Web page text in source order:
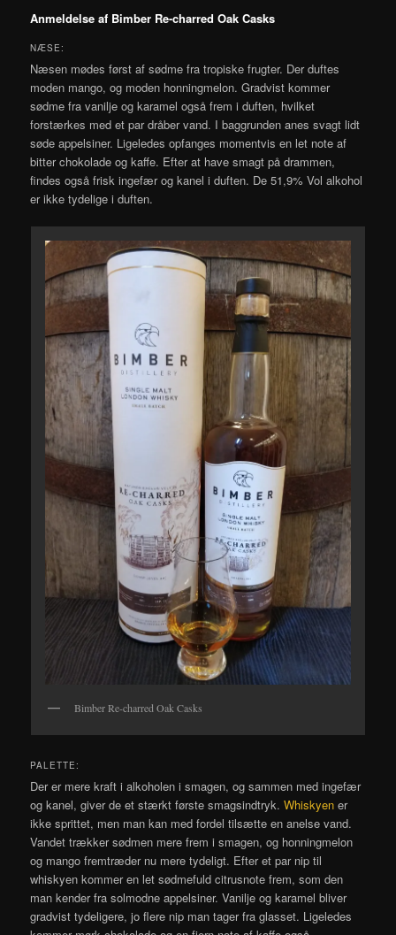
Anmeldelse af Bimber Re-charred Oak Casks
NÆSE:
Næsen mødes først af sødme fra tropiske frugter. Der duftes
moden mango, og moden honningmelon. Gradvist kommer
sødme fra vanilje og karamel også frem i duften, hvilket
forstærkes med et par dråber vand. I baggrunden anes svagt lidt
søde appelsiner. Ligeledes opfanges momentvis en let note af
bitter chokolade og kaffe. Efter at have smagt på drammen,
findes også frisk ingefær og kanel i duften. De 51,9% Vol alkohol
er ikke tydelige i duften.
Bimber Re-charred Oak Casks
PALETTE:
Der er mere kraft i alkoholen i smagen, og sammen med ingefær
og kanel, giver de et stærkt første smagsindtryk.Whiskyen er
ikke sprittet, men man kan med fordel tilsætte en anelse vand.
Vandet trækker sødmen mere frem i smagen, og honningmelon
og mango fremtræder nu mere tydeligt. Efter et par nip til
whiskyen kommer en let sødmefuld citrusnote frem, som den
man kender fra solmodne appelsiner. Vanilje og karamel bliver
gradvist tydeligere, jo flere nip man tager fra glasset. Ligeledes